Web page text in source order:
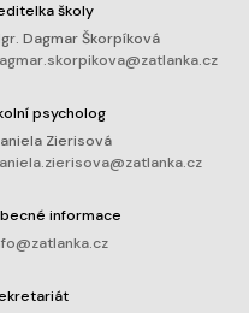
školy
Dagmar Škorpíková
psycholog
Zierisová
informace